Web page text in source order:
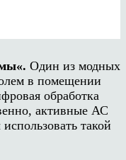
«. Один из модных
в помещении
обработка
активные АС
такой